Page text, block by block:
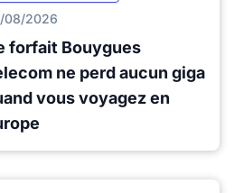
08/2026
forfait Bouygues
ne perd aucun giga
vous voyagez en